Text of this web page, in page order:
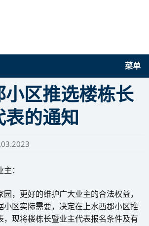
菜单
区推选楼栋长
的通知
：
，更好的维护广大业主的合法权益，
小区实际需要，决定在上水西郡小区推
，现将楼栋长暨业主代表报名条件及有